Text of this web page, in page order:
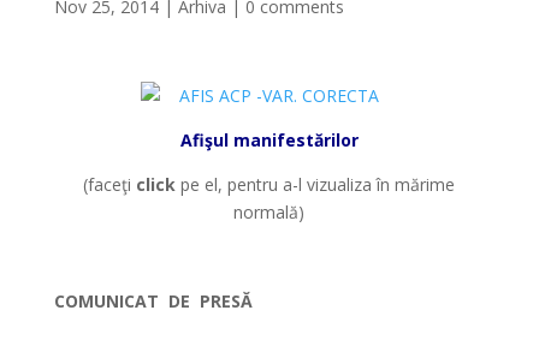
Nov 25, 2014| Arhiva | 0 comments
Afişul manifestărilor
(faceţi click pe el, pentru a-l vizualiza în mărime
normală)
COMUNICAT DE PRESĂ